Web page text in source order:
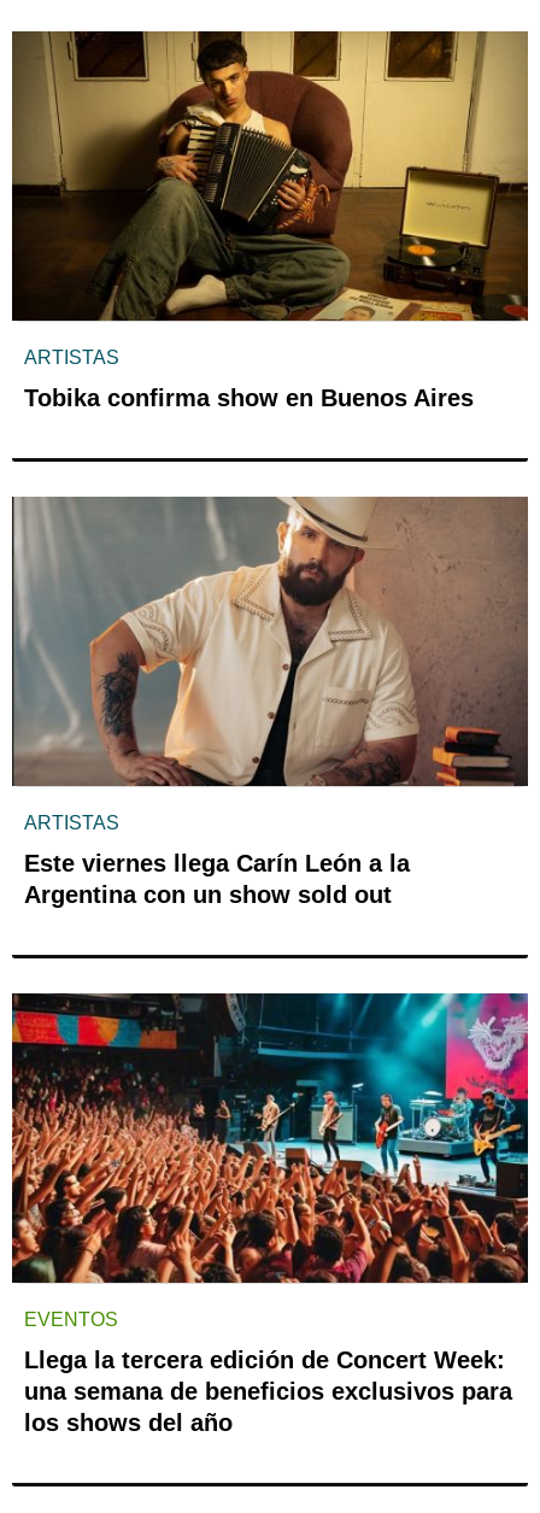
ARTISTAS
Tobika confirma show en Buenos Aires
ARTISTAS
Este viernes llega Carín León a la
Argentina con un show sold out
EVENTOS
Llega la tercera edición de Concert Week:
una semana de beneficios exclusivos para
los shows del año